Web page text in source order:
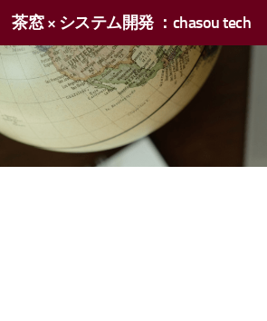
コンテンツへスキップ
茶窓 × システム開発 ：chasou tech